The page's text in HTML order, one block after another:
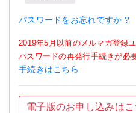
パスワードをお忘れですか ?
2019年5月以前のメルマガ登録
パスワードの再発行手続きが必
手続きはこちら
電子版のお申し込みはこ